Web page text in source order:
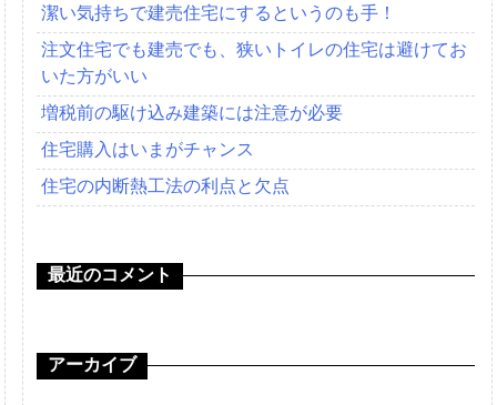
ー
シ
ョ
ン
潔い気持ちで建売住宅にするというのも手！
注文住宅でも建売でも、狭いトイレの住宅は避けてお
いた方がいい
増税前の駆け込み建築には注意が必要
住宅購入はいまがチャンス
住宅の内断熱工法の利点と欠点
最近のコメント
アーカイブ